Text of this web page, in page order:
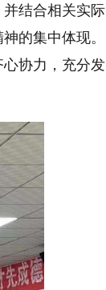
并结合相关实际
的集中体现。
协力，充分发